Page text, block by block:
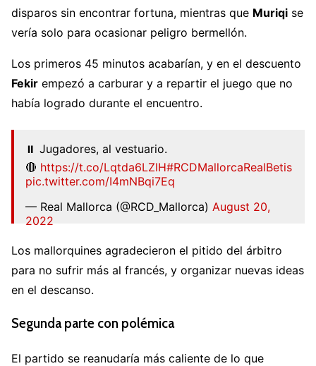
disparos sin encontrar fortuna, mientras que Muriqi se
vería solo para ocasionar peligro bermellón.
Los primeros 45 minutos acabarían, y en el descuento
Fekir empezó a carburar y a repartir el juego que no
había logrado durante el encuentro.
⏸️ Jugadores, al vestuario.
🔴 https://t.co/Lqtda6LZlH#RCDMallorcaRealBetis
pic.twitter.com/I4mNBqi7Eq
— Real Mallorca (@RCD_Mallorca) August 20,
2022
Los mallorquines agradecieron el pitido del árbitro
para no sufrir más al francés, y organizar nuevas ideas
en el descanso.
Segunda parte con polémica
El partido se reanudaría más caliente de lo que